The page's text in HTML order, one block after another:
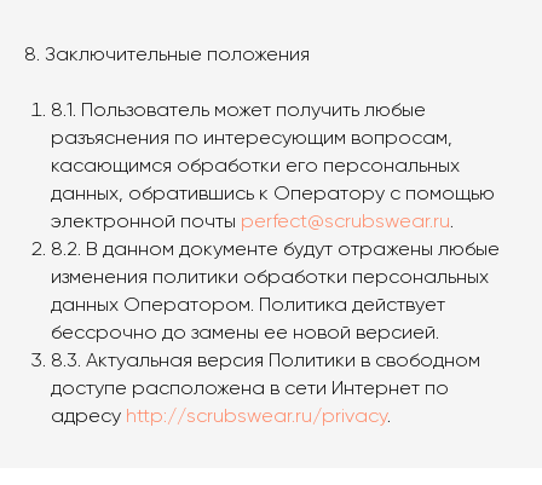
8. Заключительные положения
8.1. Пользователь может получить любые
разъяснения по интересующим вопросам,
касающимся обработки его персональных
данных, обратившись к Оператору с помощью
электронной почты perfect@scrubswear.ru.
8.2. В данном документе будут отражены любые
изменения политики обработки персональных
данных Оператором. Политика действует
бессрочно до замены ее новой версией.
8.3. Актуальная версия Политики в свободном
доступе расположена в сети Интернет по
адресу http://scrubswear.ru/privacy.